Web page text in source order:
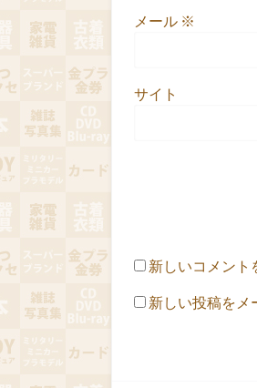
メール ※
サイト
新しいコメント
新しい投稿をメ